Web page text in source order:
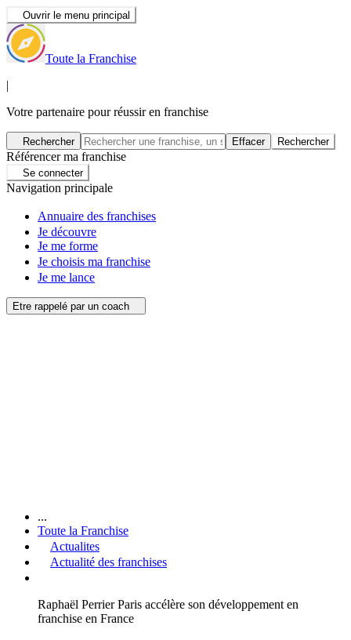
Ouvrir le menu principal
Toute la Franchise
|
Votre partenaire pour réussir en franchise
Rechercher Effacer Rechercher
Référencer ma franchise
Se connecter
Navigation principale
Annuaire des franchises
Je découvre
Je me forme
Je choisis ma franchise
Je me lance
Etre rappelé par un coach
...
Toute la Franchise
Actualites
Actualité des franchises
Raphaël Perrier Paris accélère son développement en
franchise en France